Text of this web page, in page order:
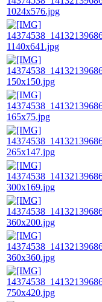
1024x576.jpg
1140x641.jpg
150x150.jpg
165x75.jpg
265x147.jpg
300x169.jpg
360x200.jpg
360x360.jpg
750x420.jpg